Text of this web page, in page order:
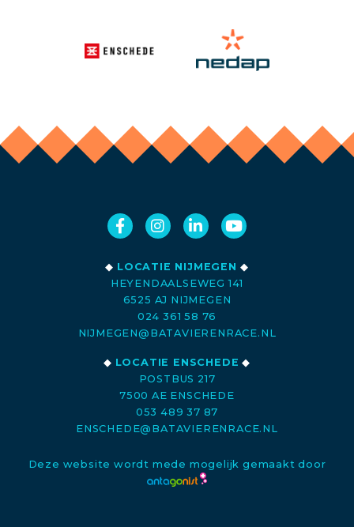
◆ LOCATIE NIJMEGEN ◆
HEYENDAALSEWEG 141
6525 AJ NIJMEGEN
024 361 58 76
NIJMEGEN@BATAVIERENRACE.NL
◆ LOCATIE ENSCHEDE ◆
POSTBUS 217
7500 AE ENSCHEDE
053 489 37 87
ENSCHEDE@BATAVIERENRACE.NL
Deze website wordt mede mogelijk gemaakt door